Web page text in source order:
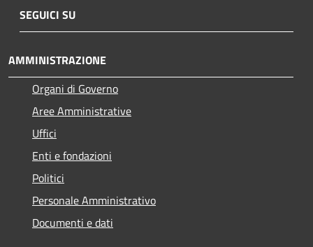
SEGUICI SU
AMMINISTRAZIONE
Organi di Governo
Aree Amministrative
Uffici
Enti e fondazioni
Politici
Personale Amministrativo
Documenti e dati